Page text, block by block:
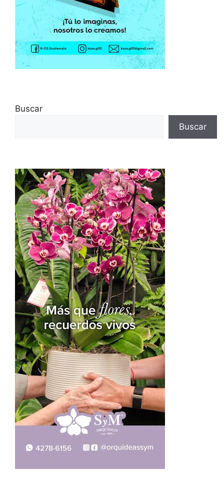
Buscar
Buscar